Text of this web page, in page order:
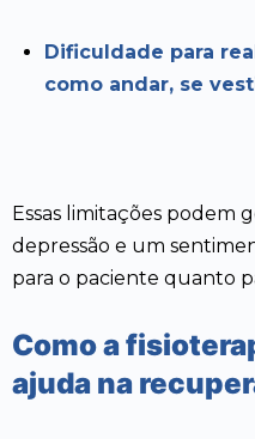
Dificuldade para
como andar, se
Essas limitações podem
depressão e um
para o paciente quanto
Como a
ajuda na